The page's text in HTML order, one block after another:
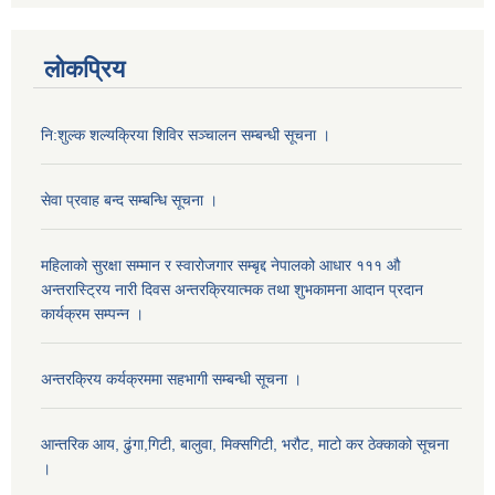
लोकप्रिय
नि:शुल्क शल्यक्रिया शिविर सञ्चालन सम्बन्धी सूचना ।
सेवा प्रवाह बन्द सम्बन्धि सूचना ।
महिलाको सुरक्षा सम्मान र स्वारोजगार सम्बृद्द नेपालको आधार १११ औ
अन्तरास्ट्रिय नारी दिवस अन्तरक्रियात्मक तथा शुभकामना आदान प्रदान
कार्यक्रम सम्पन्न ।
अन्तरक्रिय कर्यक्रममा सहभागी सम्बन्धी सूचना ।
आन्तरिक आय, ढुंगा,गिटी, बालुवा, मिक्सगिटी, भरौट, माटो कर ठेक्काको सूचना
।